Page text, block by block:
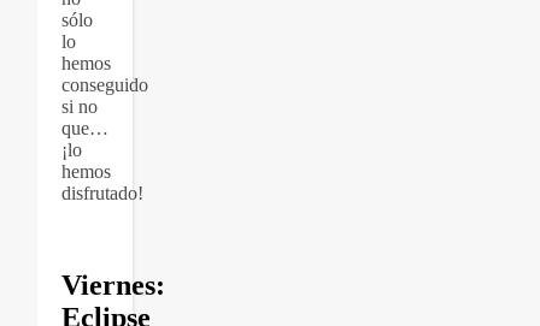
sólo
lo
hemos
conseguido
si no
que…
¡lo
hemos
disfrutado!
Viernes:
Eclipse